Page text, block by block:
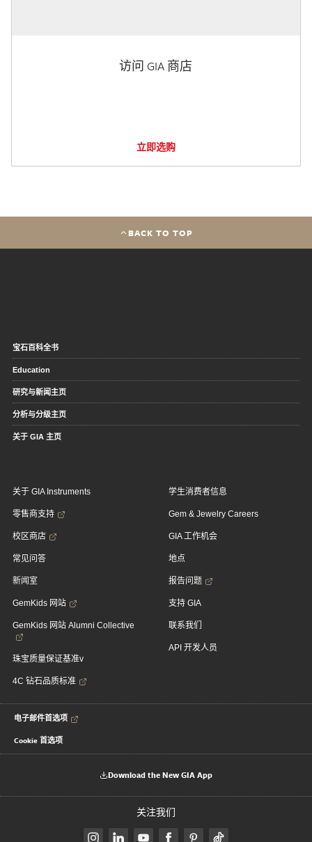
访问 GIA 商店
立即选购
BACK TO TOP
宝石百科全书
Education
研究与新闻主页
分析与分级主页
关于 GIA 主页
关于 GIA Instruments
零售商支持
校区商店
常见问答
新闻室
GemKids 网站
GemKids 网站 Alumni Collective
珠宝质量保证基准v
4C 钻石品质标准
学生消费者信息
Gem & Jewelry Careers
GIA 工作机会
地点
报告问题
支持 GIA
联系我们
API 开发人员
电子邮件首选项
Cookie 首选项
Download the New GIA App
关注我们